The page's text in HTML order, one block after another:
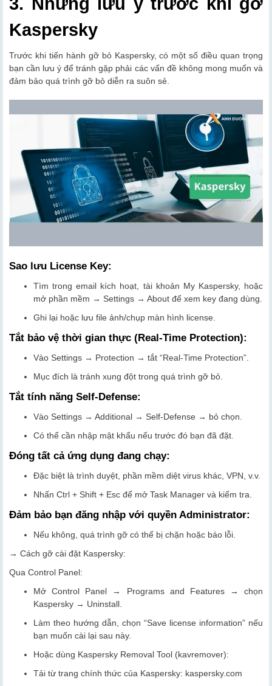
Kaspersky
Trước khi tiến hành gỡ bỏ Kaspersky, có một số điều quan trọng
bạn cần lưu ý để tránh gặp phải các vấn đề không mong muốn và
đảm bảo quá trình gỡ bỏ diễn ra suôn sẻ.
Sao lưu License Key:
Tìm trong email kích hoạt, tài khoản My Kaspersky, hoặc
mở phần mềm → Settings → About để xem key đang dùng.
Ghi lại hoặc lưu file ảnh/chụp màn hình license.
Tắt bảo vệ thời gian thực (Real-Time Protection):
Vào Settings → Protection → tắt “Real-Time Protection”.
Mục đích là tránh xung đột trong quá trình gỡ bỏ.
Tắt tính năng Self-Defense:
Vào Settings → Additional → Self-Defense → bỏ chọn.
Có thể cần nhập mật khẩu nếu trước đó bạn đã đặt.
Đóng tất cả ứng dụng đang chạy:
Đặc biệt là trình duyệt, phần mềm diệt virus khác, VPN, v.v.
Nhấn Ctrl + Shift + Esc để mở Task Manager và kiểm tra.
Đảm bảo bạn đăng nhập với quyền Administrator:
Nếu không, quá trình gỡ có thể bị chặn hoặc báo lỗi.
→ Cách gỡ cài đặt Kaspersky:
Qua Control Panel:
Mở Control Panel → Programs and Features → chọn
Kaspersky → Uninstall.
Làm theo hướng dẫn, chọn “Save license information” nếu
bạn muốn cài lại sau này.
Hoặc dùng Kaspersky Removal Tool (kavremover):
Tải từ trang chính thức của Kaspersky: kaspersky.com